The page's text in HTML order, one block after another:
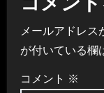
ー
シ
ョ
コメン
メールアドレス
が付いている欄
コメント ※